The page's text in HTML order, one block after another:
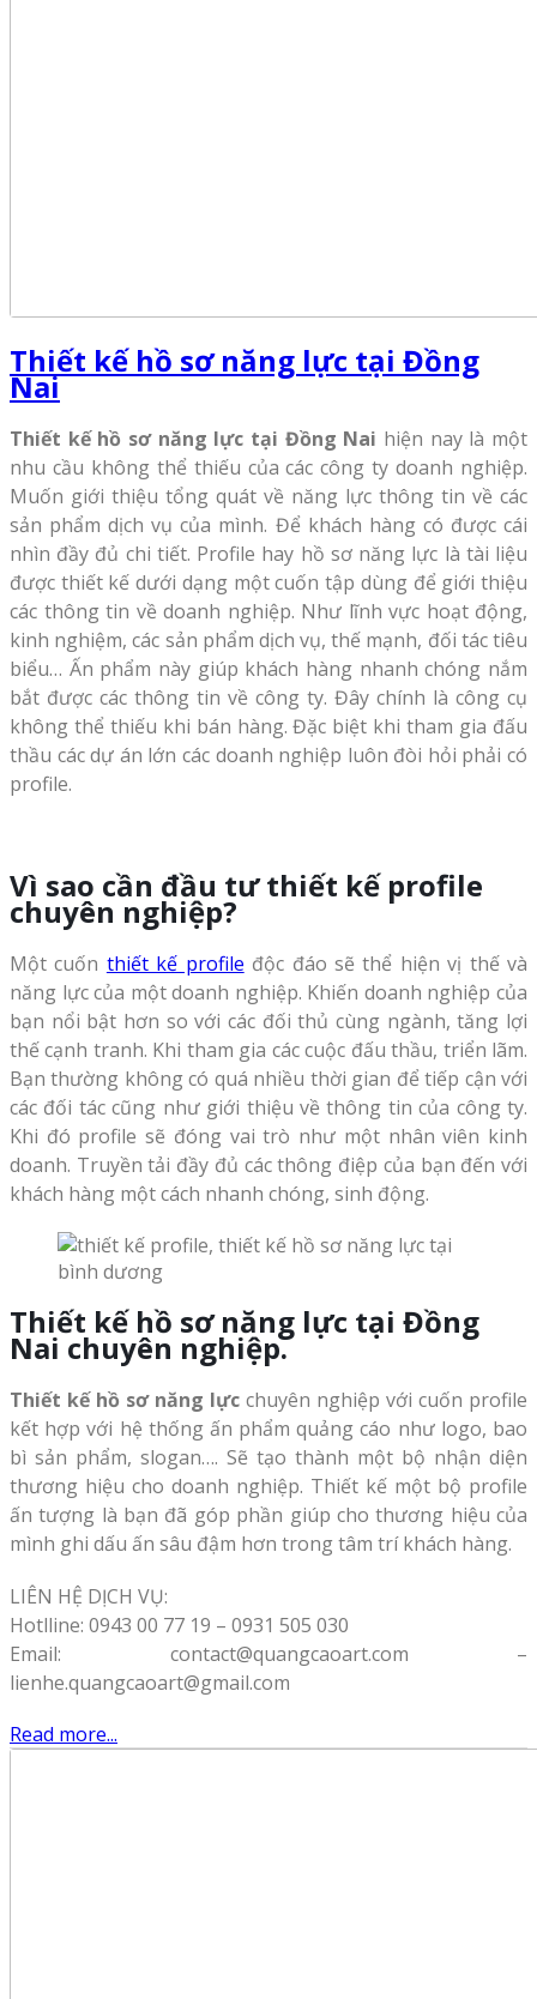
Thiết kế hồ sơ năng lực tại Đồng
Nai
Thiết kế hồ sơ năng lực tại Đồng Nai hiện nay là một
nhu cầu không thể thiếu của các công ty doanh nghiệp.
Muốn giới thiệu tổng quát về năng lực thông tin về các
sản phẩm dịch vụ của mình. Để khách hàng có được cái
nhìn đầy đủ chi tiết. Profile hay hồ sơ năng lực là tài liệu
được thiết kế dưới dạng một cuốn tập dùng để giới thiệu
các thông tin về doanh nghiệp. Như lĩnh vực hoạt động,
kinh nghiệm, các sản phẩm dịch vụ, thế mạnh, đối tác tiêu
biểu… Ấn phẩm này giúp khách hàng nhanh chóng nắm
bắt được các thông tin về công ty. Đây chính là công cụ
không thể thiếu khi bán hàng. Đặc biệt khi tham gia đấu
thầu các dự án lớn các doanh nghiệp luôn đòi hỏi phải có
profile.
Vì sao cần đầu tư thiết kế profile
chuyên nghiệp?
Một cuốn thiết kế profile độc đáo sẽ thể hiện vị thế và
năng lực của một doanh nghiệp. Khiến doanh nghiệp của
bạn nổi bật hơn so với các đối thủ cùng ngành, tăng lợi
thế cạnh tranh. Khi tham gia các cuộc đấu thầu, triển lãm.
Bạn thường không có quá nhiều thời gian để tiếp cận với
các đối tác cũng như giới thiệu về thông tin của công ty.
Khi đó profile sẽ đóng vai trò như một nhân viên kinh
doanh. Truyền tải đầy đủ các thông điệp của bạn đến với
khách hàng một cách nhanh chóng, sinh động.
Thiết kế hồ sơ năng lực tại Đồng
Nai chuyên nghiệp.
Thiết kế hồ sơ năng lực chuyên nghiệp với cuốn profile
kết hợp với hệ thống ấn phẩm quảng cáo như logo, bao
bì sản phẩm, slogan…. Sẽ tạo thành một bộ nhận diện
thương hiệu cho doanh nghiệp. Thiết kế một bộ profile
ấn tượng là bạn đã góp phần giúp cho thương hiệu của
mình ghi dấu ấn sâu đậm hơn trong tâm trí khách hàng.
LIÊN HỆ DỊCH VỤ:
Hotlline: 0943 00 77 19 – 0931 505 030
Email: contact@quangcaoart.com –
lienhe.quangcaoart@gmail.com
Read more...